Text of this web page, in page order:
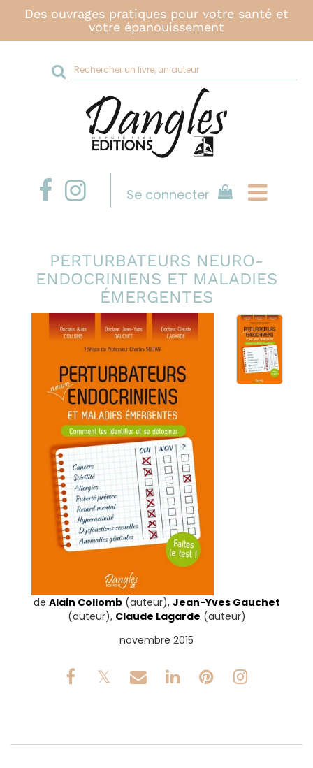
Des ouvrages pratiques pour votre santé et
votre épanouissement
Rechercher
sur
site
Se connecter
PERTURBATEURS NEURO-
ENDOCRINIENS ET MALADIES
ÉMERGENTES
de Alain Collomb(auteur), Jean-Yves Gauchet
(auteur), Claude Lagarde (auteur)
novembre 2015